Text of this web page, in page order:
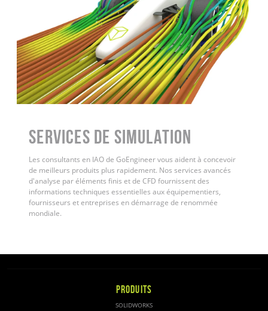
Services de simulation
Les consultants en IAO de GoEngineer vous aident à concevoir
de meilleurs produits plus rapidement. Nos services avancés
d'analyse par éléments finis et de CFD fournissent des
informations techniques essentielles aux équipementiers,
fournisseurs et entreprises en démarrage de renommée
mondiale.
PRODUITS
SOLIDWORKS